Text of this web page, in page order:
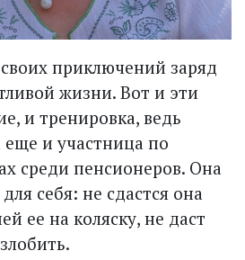
приключений заряд
жизни. Вот и эти
и тренировка, ведь
еще и участница по
среди пенсионеров. Она
себя: не сдастся она
ее на коляску, не даст